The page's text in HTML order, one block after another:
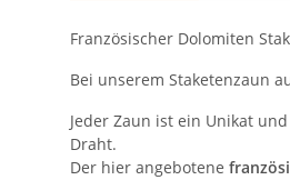
Französischer Dolomiten
Bei unserem Staketenzaun
Jeder Zaun ist ein Unikat
Draht.
Der hier angebotene